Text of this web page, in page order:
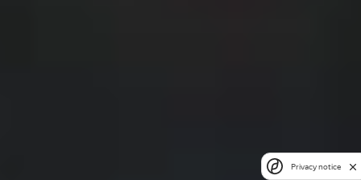
Privacy notice